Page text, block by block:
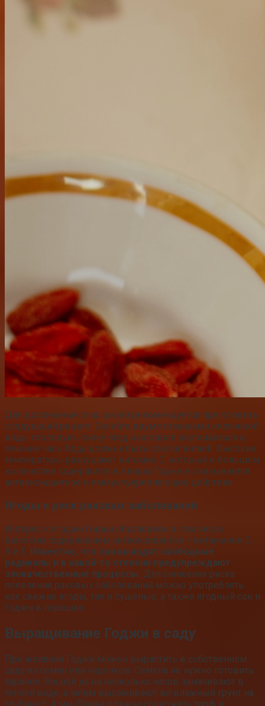
Для достижения этих целей рекомендуется приготовить
следующий рецепт. Залейте двумя стаканами кипяченой
воды столовую ложку ягод и оставьте настаиваться в
течение часа. Вода должна быть слегка теплой. Высокие
температуры разрушают витамин С, который в большом
количестве содержится в плодах Годжи и оказывается
антиоксидантное и иммуноукрепляющее действия.
Ягоды и риск раковых заболеваний
Интерес к ягодам Годжи обусловлен в том числе
высоким содержанием антиоксидантов —витаминов C,
А и Е. Известно, что они выводят свободные
радикалы и в какой-то степени предупреждают
злокачественные процессы. Для снижения риска
появления раковых заболеваний можно употреблять
как свежие ягоды, так и сушеные, а также ягодный сок и
Годжи в порошке.
Выращивание Годжи в саду
При желании Годжи можно вырастить в собственном
саду из семян или черенков. Семена не нужно готовить
заранее. Весной их на несколько часов замачивают в
теплой воде, а затем высаживают во влажный грунт на
глубину 3-4 мм. Почва должна содержать торф и